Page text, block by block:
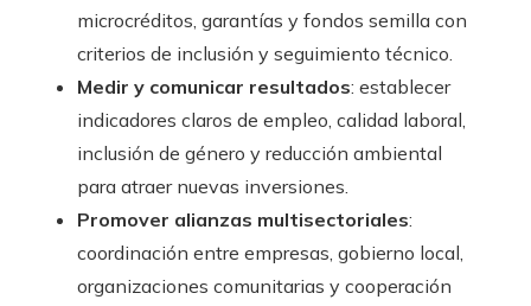
microcréditos, garantías y fondos semilla con
criterios de inclusión y seguimiento técnico.
Medir y comunicar resultados: establecer
indicadores claros de empleo, calidad laboral,
inclusión de género y reducción ambiental
para atraer nuevas inversiones.
Promover alianzas multisectoriales:
coordinación entre empresas, gobierno local,
organizaciones comunitarias y cooperación